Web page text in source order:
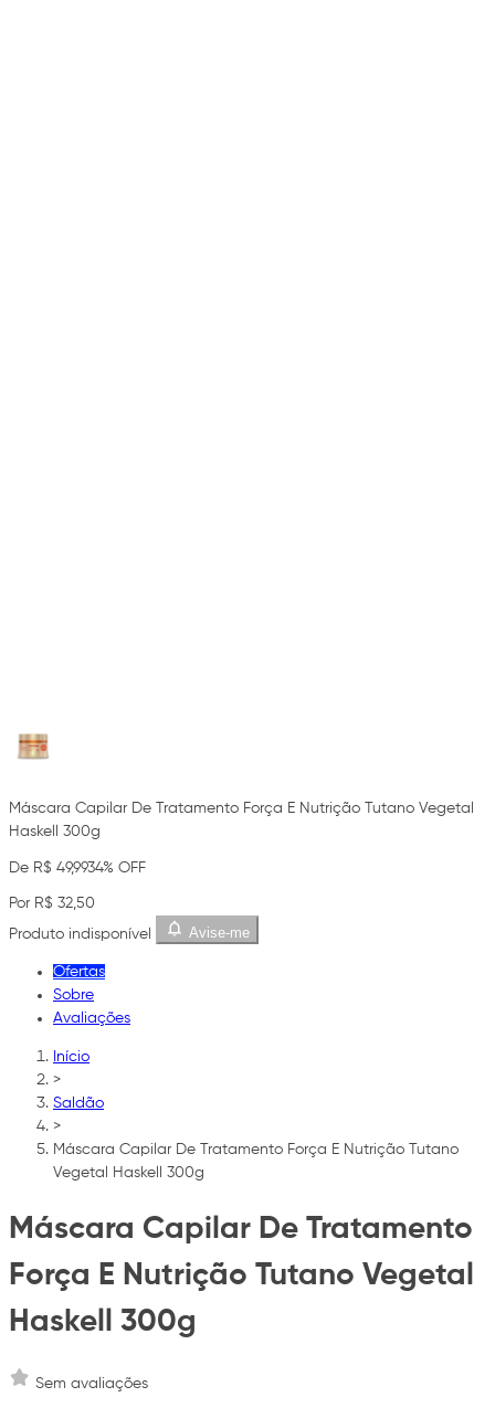
Máscara Capilar De Tratamento Força E Nutrição Tutano Vegetal
Haskell 300g
De R$ 49,9934% OFF
Por R$ 32,50
Produto indisponível
Avise-me
Ofertas
Sobre
Avaliações
Início
>
Saldão
>
Máscara Capilar De Tratamento Força E Nutrição Tutano
Vegetal Haskell 300g
Máscara Capilar De Tratamento
Força E Nutrição Tutano Vegetal
Haskell 300g
Sem avaliações